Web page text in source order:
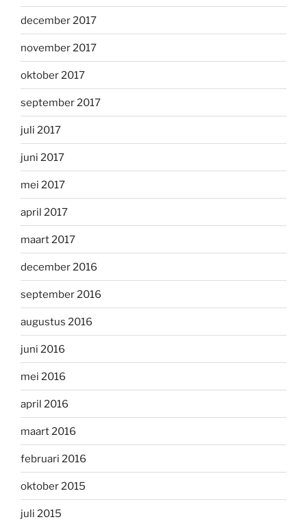
december 2017
november 2017
oktober 2017
september 2017
juli 2017
juni 2017
mei 2017
april 2017
maart 2017
december 2016
september 2016
augustus 2016
juni 2016
mei 2016
april 2016
maart 2016
februari 2016
oktober 2015
juli 2015